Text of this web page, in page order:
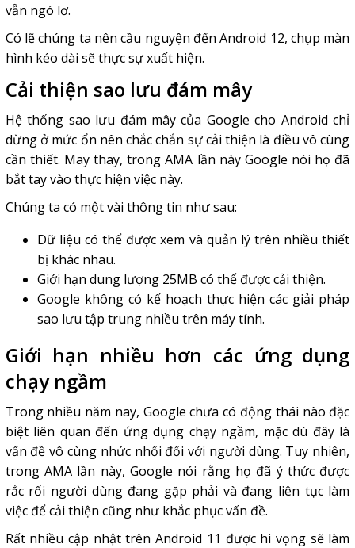
vẫn ngó lơ.
Có lẽ chúng ta nên cầu nguyện đến Android 12, chụp màn
hình kéo dài sẽ thực sự xuất hiện.
Cải thiện sao lưu đám mây
Hệ thống sao lưu đám mây của Google cho Android chỉ
dừng ở mức ổn nên chắc chắn sự cải thiện là điều vô cùng
cần thiết. May thay, trong AMA lần này Google nói họ đã
bắt tay vào thực hiện việc này.
Chúng ta có một vài thông tin như sau:
Dữ liệu có thể được xem và quản lý trên nhiều thiết
bị khác nhau.
Giới hạn dung lượng 25MB có thể được cải thiện.
Google không có kế hoạch thực hiện các giải pháp
sao lưu tập trung nhiều trên máy tính.
Giới hạn nhiều hơn các ứng dụng
chạy ngầm
Trong nhiều năm nay, Google chưa có động thái nào đặc
biệt liên quan đến ứng dụng chạy ngầm, mặc dù đây là
vấn đề vô cùng nhức nhối đối với người dùng. Tuy nhiên,
trong AMA lần này, Google nói rằng họ đã ý thức được
rắc rối người dùng đang gặp phải và đang liên tục làm
việc để cải thiện cũng như khắc phục vấn đề.
Rất nhiều cập nhật trên Android 11 được hi vọng sẽ làm